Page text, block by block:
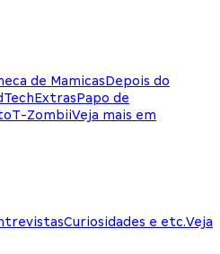
de MamicasDepois do
ExtrasPapo de
T-ZombiiVeja mais em
Curiosidades e etc.Veja